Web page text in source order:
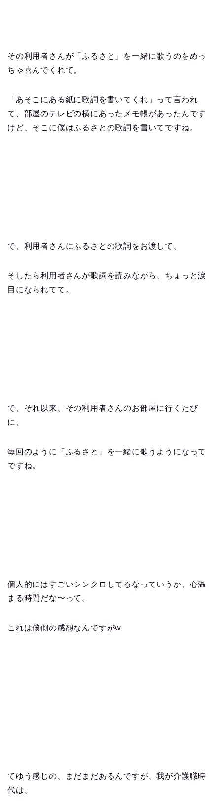
その利用者さんが「ふるさと」を一緒に歌うのをめっ
ちゃ喜んでくれて。
「あそこにある紙に歌詞を書いてくれ」って言われ
て、部屋のテレビの横にあったメモ帳があったんです
けど、そこに僕はふるさとの歌詞を書いてですね。
で、利用者さんにふるさとの歌詞をお渡して、
そしたら利用者さんが歌詞を読みながら、ちょっと涙
目になられてて。
で、それ以来、その利用者さんのお部屋に行くたび
に、
毎回のように「ふるさと」を一緒に歌うようになって
ですね。
個人的にはすごいシンクロしてるなっていうか、心温
まる時間だな〜って。
これは僕側の感想なんですがw
てゆう感じの、まだまだあるんですが、我が介護職時
代は、